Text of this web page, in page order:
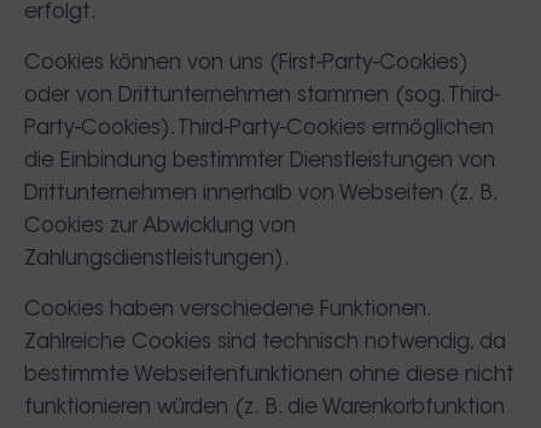
erfolgt.
Cookies können von uns (First-Party-Cookies)
oder von Drittunternehmen stammen (sog. Third-
Party-Cookies). Third-Party-Cookies ermöglichen
die Einbindung bestimmter Dienstleistungen von
Drittunternehmen innerhalb von Webseiten (z. B.
Cookies zur Abwicklung von
Zahlungsdienstleistungen).
Cookies haben verschiedene Funktionen.
Zahlreiche Cookies sind technisch notwendig, da
bestimmte Webseitenfunktionen ohne diese nicht
funktionieren würden (z. B. die Warenkorbfunktion